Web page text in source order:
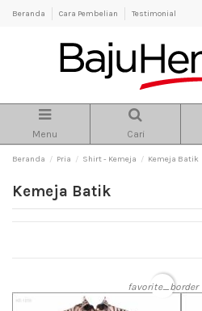
Beranda Cara Pembelian Testimonial
Menu Cari
Beranda Pria Shirt - Kemeja Kemeja Batik
Kemeja Batik
favorite_border